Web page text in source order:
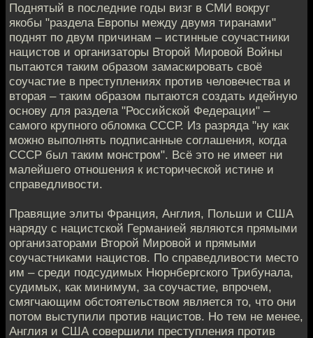
Поднятый в последние годы визг в СМИ вокруг
якобы "раздела Европы между двумя тиранами"
поднят по двум причинам – истинные соучастники
нацистов и организаторы Второй Мировой Войны
пытаются таким образом замаскировать своё
соучастие в преступлениях против человечества и
вторая – таким образом пытаются создать идейную
основу для раздела "Российской Федерации" –
самого крупного обломка СССР. Из разряда "ну как
можно выполнять подписанные соглашения, когда
СССР был таким монстром". Всё это не имеет ни
малейшего отношения к исторической истине и
справедливости.
Правящие элиты Франция, Англия, Польши и США
наряду с нацистской Германией являются прямыми
организаторами Второй Мировой и прямыми
соучастниками нацистов. По справедливости место
им – среди подсудимых Нюрнбергского Трибунала,
судимых, как минимум, за соучастие, впрочем,
смягчающим обстоятельством является то, что они
потом выступили против нацистов. Но тем не менее,
Англия и США совершили преступления против